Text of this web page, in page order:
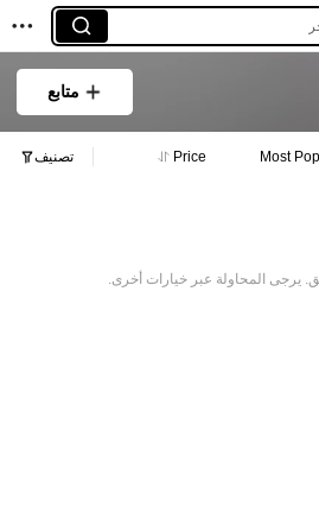
متابع
Most
Price تصنيف
يرجى المحاولة عبر خيارات أخرى.